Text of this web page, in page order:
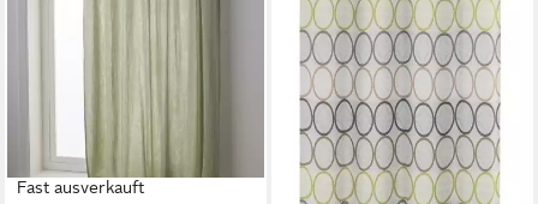
Fast ausverkauft
+3